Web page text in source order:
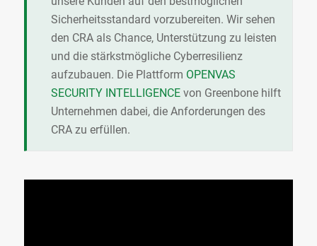
Sicherheitsstandard vorzubereiten. Wir sehen
den CRA als Chance, Unterstützung zu leisten
und die stärkstmögliche Cyberresilienz
aufzubauen. Die Plattform OPENVAS
SECURITY INTELLIGENCEvon Greenbone hilft
Unternehmen dabei, die Anforderungen des
CRA zu erfüllen.